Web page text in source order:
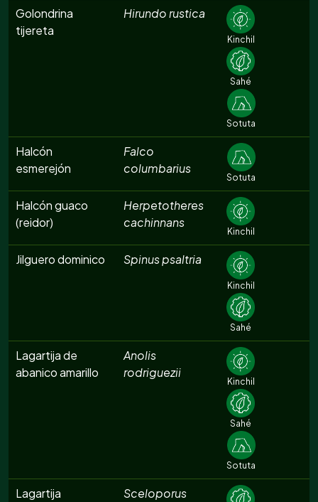
Golondrina
tijereta
Hirundo rustica
Kinchil
Sahé
Sotuta
Halcón
esmerejón
Falco
columbarius
Sotuta
Halcón guaco
(reidor)
Herpetotheres
cachinnans
Kinchil
Jilguero dominico Spinus psaltria
Kinchil
Sahé
Lagartija de
abanico amarillo
Anolis
rodriguezii
Kinchil
Sahé
Sotuta
Lagartija
Sceloporus